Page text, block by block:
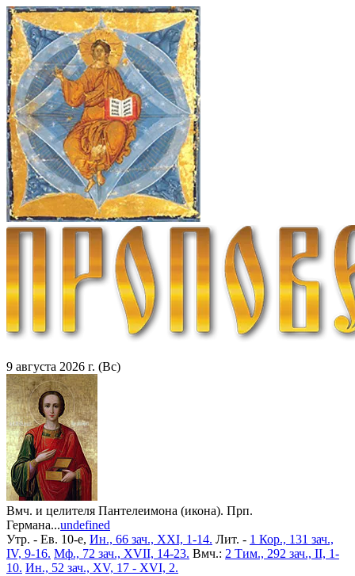
9 августа 2026 г. (Вс)
Вмч. и целителя Пантелеимона (икона). Прп.
Германа...undefined
Утр. - Ев. 10-е, Ин., 66 зач., XXI, 1-14. Лит. - 1 Кор., 131 зач.,
IV, 9-16. Мф., 72 зач., XVII, 14-23. Вмч.: 2 Тим., 292 зач., II, 1-
10. Ин., 52 зач., XV, 17 - XVI, 2.